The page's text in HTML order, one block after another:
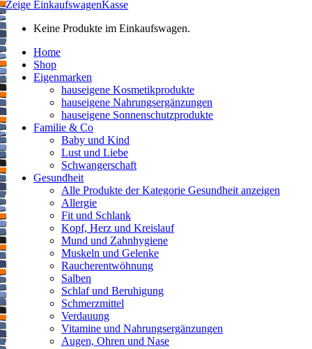
Zeige EinkaufswagenKasse
Keine Produkte im Einkaufswagen.
Home
Shop
Eigenmarken
hauseigene Kosmetikprodukte
hauseigene Nahrungsergänzungen
hauseigene Sonnenschutzprodukte
Familie & Co
Baby und Kind
Lust und Liebe
Schwangerschaft
Gesundheit
Alle Produkte der Kategorie Gesundheit anzeigen
Allergie
Fit und Schlank
Kopf, Herz und Kreislauf
Mund und Zahnhygiene
Muskeln und Gelenke
Raucherentwöhnung
Salben
Schlaf und Beruhigung
Schmerzmittel
Verdauung
Vitamine und Nahrungsergänzungen
Augen, Ohren und Nase